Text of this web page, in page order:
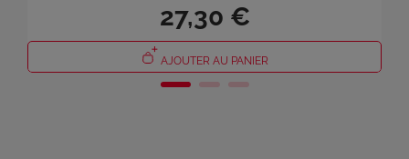
27,30 €
AJOUTER AU PANIER
Annuler